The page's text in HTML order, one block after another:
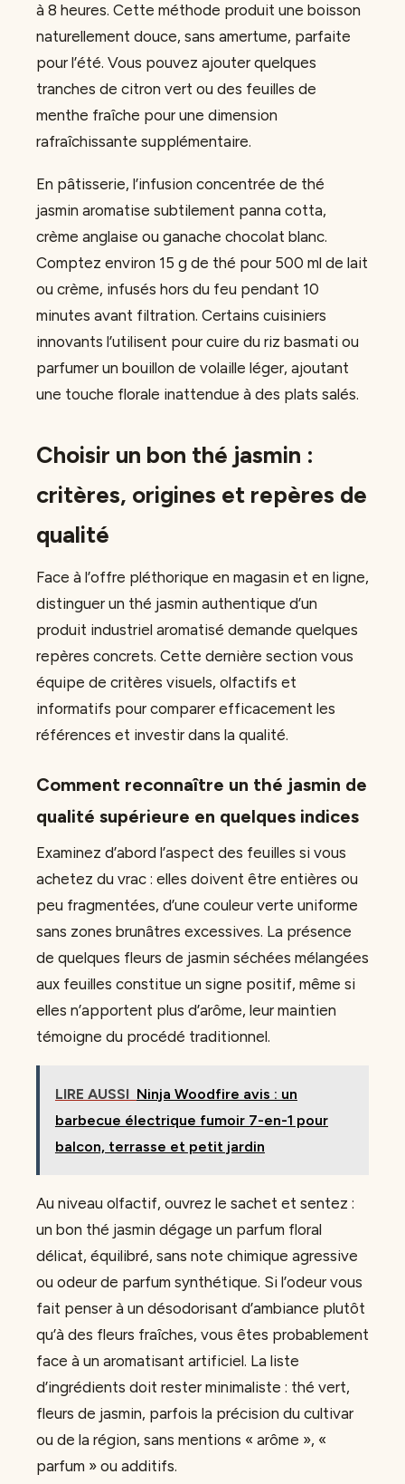
à 8 heures. Cette méthode produit une boisson
naturellement douce, sans amertume, parfaite
pour l’été. Vous pouvez ajouter quelques
tranches de citron vert ou des feuilles de
menthe fraîche pour une dimension
rafraîchissante supplémentaire.
En pâtisserie, l’infusion concentrée de thé
jasmin aromatise subtilement panna cotta,
crème anglaise ou ganache chocolat blanc.
Comptez environ 15 g de thé pour 500 ml de lait
ou crème, infusés hors du feu pendant 10
minutes avant filtration. Certains cuisiniers
innovants l’utilisent pour cuire du riz basmati ou
parfumer un bouillon de volaille léger, ajoutant
une touche florale inattendue à des plats salés.
Choisir un bon thé jasmin :
critères, origines et repères de
qualité
Face à l’offre pléthorique en magasin et en ligne,
distinguer un thé jasmin authentique d’un
produit industriel aromatisé demande quelques
repères concrets. Cette dernière section vous
équipe de critères visuels, olfactifs et
informatifs pour comparer efficacement les
références et investir dans la qualité.
Comment reconnaître un thé jasmin de
qualité supérieure en quelques indices
Examinez d’abord l’aspect des feuilles si vous
achetez du vrac : elles doivent être entières ou
peu fragmentées, d’une couleur verte uniforme
sans zones brunâtres excessives. La présence
de quelques fleurs de jasmin séchées mélangées
aux feuilles constitue un signe positif, même si
elles n’apportent plus d’arôme, leur maintien
témoigne du procédé traditionnel.
LIRE AUSSI Ninja Woodfire avis : un
barbecue électrique fumoir 7-en-1 pour
balcon, terrasse et petit jardin
Au niveau olfactif, ouvrez le sachet et sentez :
un bon thé jasmin dégage un parfum floral
délicat, équilibré, sans note chimique agressive
ou odeur de parfum synthétique. Si l’odeur vous
fait penser à un désodorisant d’ambiance plutôt
qu’à des fleurs fraîches, vous êtes probablement
face à un aromatisant artificiel. La liste
d’ingrédients doit rester minimaliste : thé vert,
fleurs de jasmin, parfois la précision du cultivar
ou de la région, sans mentions « arôme », «
parfum » ou additifs.